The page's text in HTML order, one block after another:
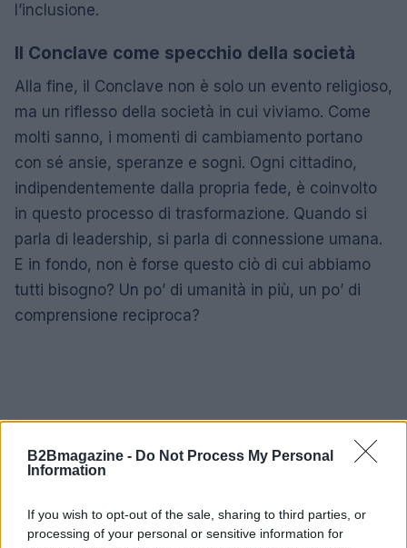
B2Bmagazine - Do Not Process My Personal
Information
If you wish to opt-out of the sale, sharing to third parties, or
processing of your personal or sensitive information for
l’inclusione.
Il Conclave come specchio della società
Alla fine, il Conclave non è solo un evento religioso,
ma un riflesso della società in cui viviamo. Come
molti sanno, i momenti di cambiamento portano
con sé ansie, speranze e sogni. Ogni cittadino,
indipendentemente dalla propria fede, è coinvolto
in questo processo di trasformazione. Quando si
parla di leadership, si parla di connessione umana.
E in fondo, non è forse questo ciò di cui abbiamo
tutti bisogno? Un po’ di umanità in più, un po’ di
comprensione reciproca?